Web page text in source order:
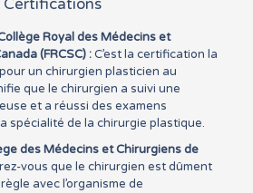
Royal des Médecins et
(FRCSC) :C’est la certification la
un chirurgien plasticien au
que le chirurgien a suivi une
et a réussi des examens
spécialité de la chirurgie plastique.
des Médecins et Chirurgiens de
vous que le chirurgien est dûment
avec l’organisme de